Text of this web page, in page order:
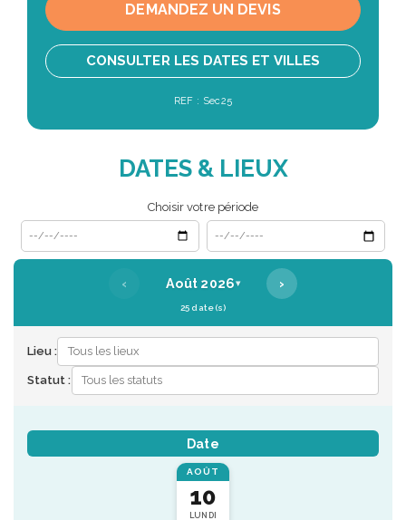
DEMANDEZ UN DEVIS
CONSULTER LES DATES ET VILLES
REF : Sec25
DATES & LIEUX
Choisir votre période
Date de début
Date de fin
‹ Août 2026▾ ›
25 date(s)
Lieu :
Statut :
Date
AOÛT
10
LUNDI